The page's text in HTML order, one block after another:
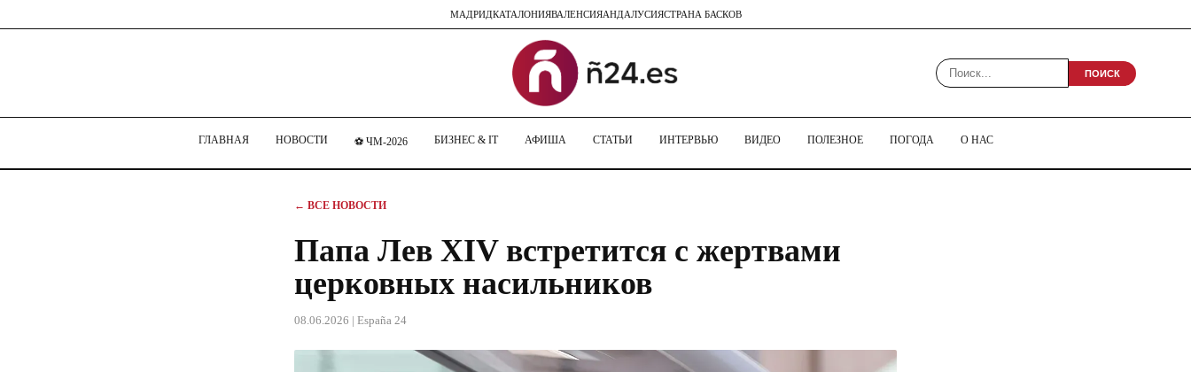
МАДРИДКАТАЛОНИЯВАЛЕНСИЯАНДАЛУСИЯСТРАНА БАСКОВ
ПОИСК
ГЛАВНАЯ НОВОСТИ ⚽ ЧМ-2026 БИЗНЕС & IT АФИША СТАТЬИ ИНТЕРВЬЮ ВИДЕО ПОЛЕЗНОЕ ПОГОДА О НАС
← ВСЕ НОВОСТИ
Папа Лев XIV встретится с жертвами
церковных насильников
08.06.2026 | España 24